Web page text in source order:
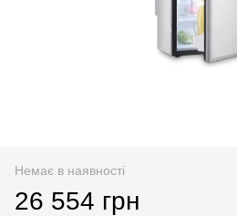
Немає в наявності
26 554 грн